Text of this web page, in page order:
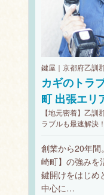
鍵屋｜京都府乙訓
カギのトラ
町 出張エリ
【地元密着】乙訓
ラブルも最速解決！
創業から20年間
崎町】の強みを
鍵開けをはじめ
中心に…